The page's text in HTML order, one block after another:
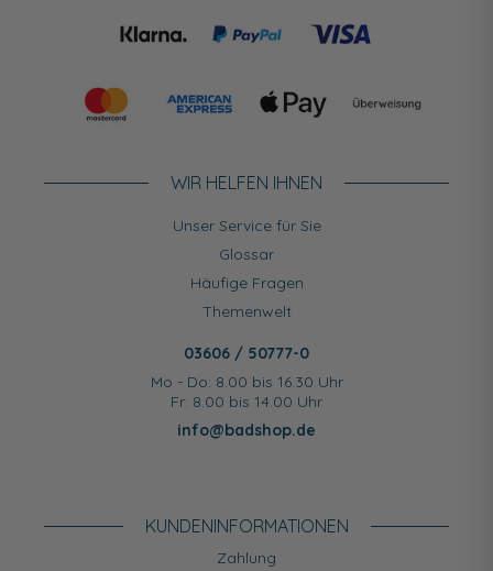
WIR HELFEN IHNEN
Unser Service für Sie
Glossar
Häufige Fragen
Themenwelt
03606 / 50777-0
Mo - Do: 8.00 bis 16.30 Uhr
Fr: 8.00 bis 14.00 Uhr
info@badshop.de
KUNDEN­INFORMATIONEN
Zahlung